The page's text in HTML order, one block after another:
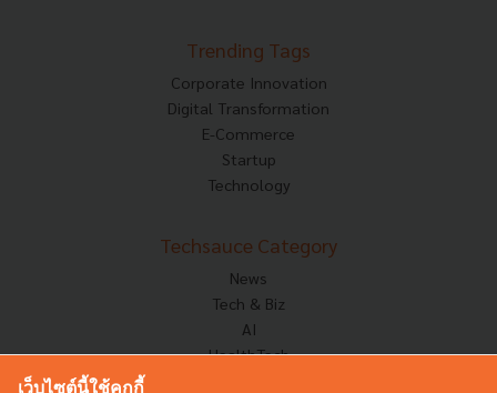
Trending Tags
Corporate Innovation
Digital Transformation
E-Commerce
Startup
Technology
Techsauce Category
News
Tech & Biz
AI
HealthTech
เว็บไซต์นี้ใช้คุกกี้